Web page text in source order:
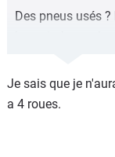
Des pneus usés
batterie à
Je sais que je
a 4 roues.